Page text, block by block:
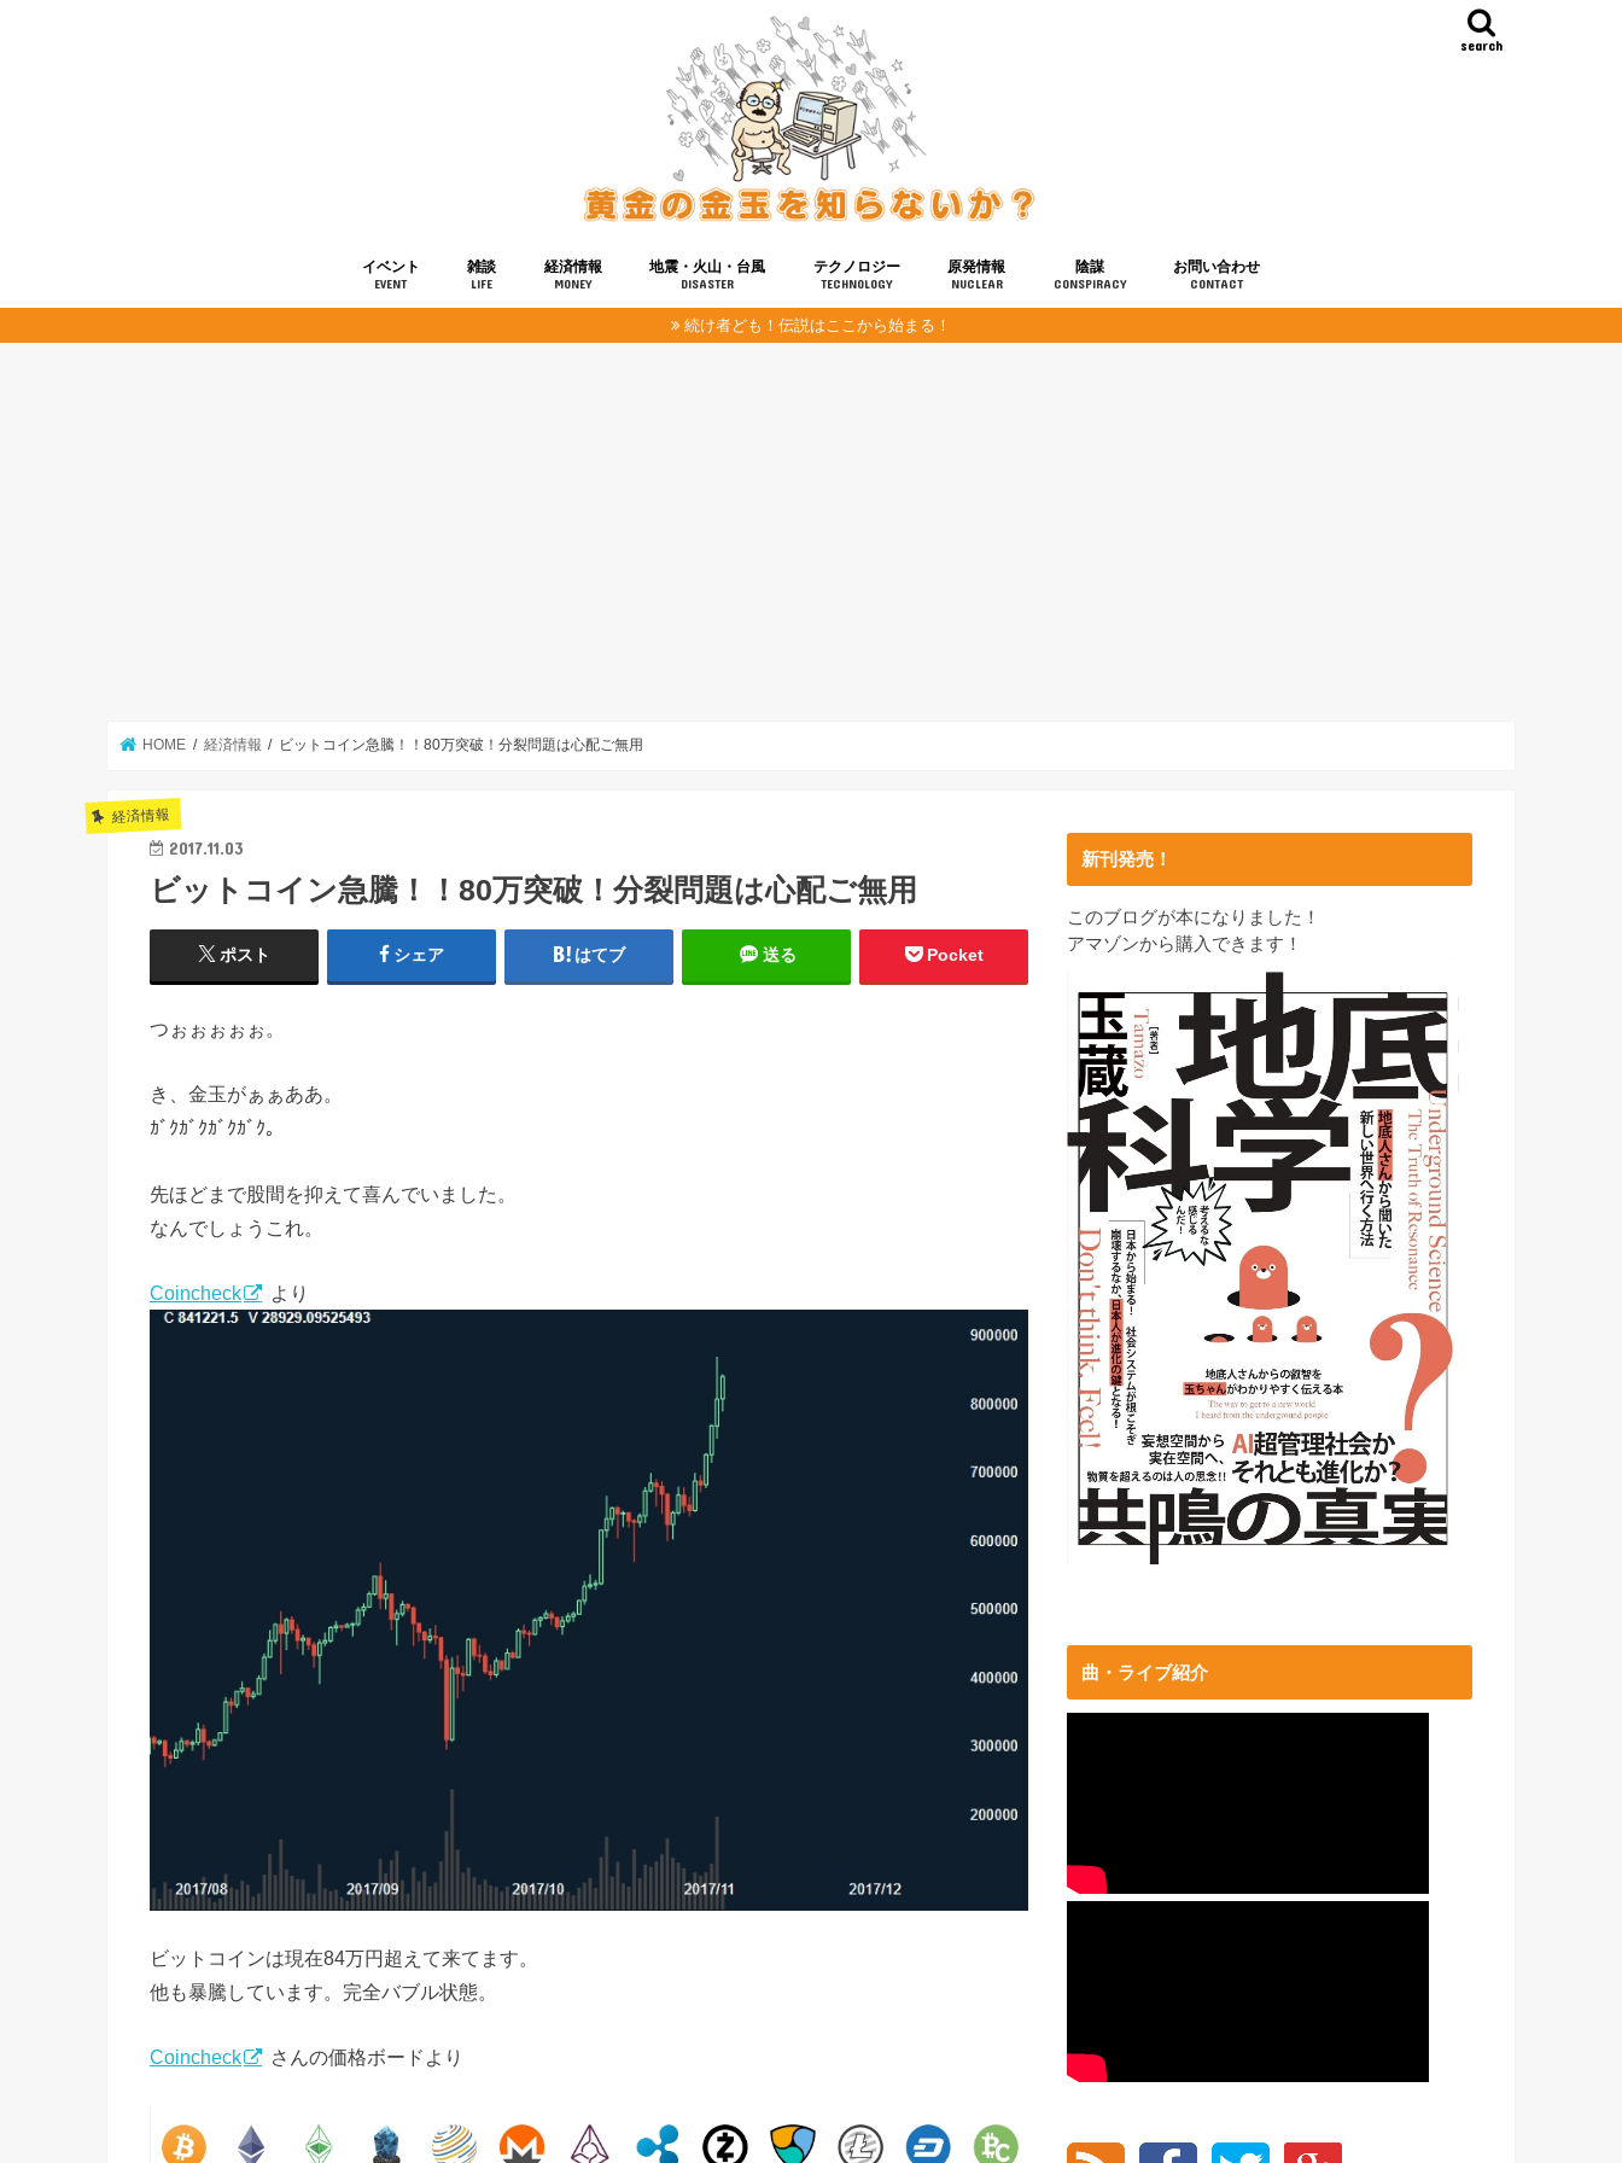
search
イベント
EVENT
雑談
LIFE
経済情報
MONEY
地震・火山・台風
DISASTER
テクノロジー
TECHNOLOGY
健康
宇宙
原発情報
NUCLEAR
陰謀
CONSPIRACY
お問い合わせ
CONTACT
続け者ども！伝説はここから始まる！
HOME 経済情報 ビットコイン急騰！！80万突破！分裂問題は心配ご無用
経済情報
2017.11.03
ビットコイン急騰！！80万突破！分裂問題は心配ご無用
ポスト シェア はてブ 送る Pocket
つぉぉぉぉぉ。
き、金玉がぁぁああ。
ｶﾞｸｶﾞｸｶﾞｸｶﾞｸ。
先ほどまで股間を抑えて喜んでいました。
なんでしょうこれ。
Coincheck より
ビットコインは現在84万円超えて来てます。
他も暴騰しています。完全バブル状態。
Coincheck さんの価格ボードより
新刊発売！
このブログが本になりました！
アマゾンから購入できます！
曲・ライブ紹介